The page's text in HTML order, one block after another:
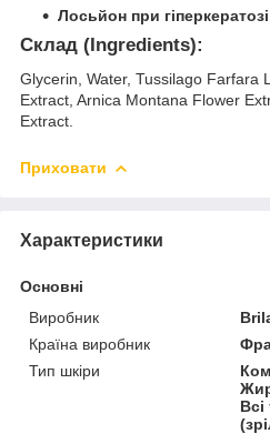
Лосьйон при гіперкератозі
Склад (Ingredients):
Glycerin, Water, Tussilago Farfara
Extract, Arnica Montana Flower
Extract.
Приховати
Характеристики
Основні
Виробник
Країна виробник
Тип шкіри